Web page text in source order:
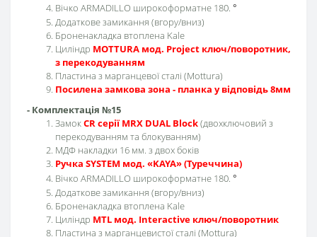
Вічко ARMADILLO широкоформатне 180. °
Додаткове замикання (вгору/вниз)
Броненакладка втоплена Kale
Циліндр MOTTURA мод. Project ключ/поворотник,
з перекодуванням
Пластина з марганцевої сталі (Mottura)
Посилена замкова зона - планка у відповідь 8мм
- Комплектація №15
ЗамокCR серії MRX DUAL Block(двохключовий з
перекодуванням та блокуванням)
МДФ накладки 16 мм. з двох боків
Ручка SYSTEM мод. «KAYA» (Туреччина)
Вічко ARMADILLO широкоформатне 180. °
Додаткове замикання (вгору/вниз)
Броненакладка втоплена Kale
Циліндр MTL мод. Interactive ключ/поворотник
Пластина з марганцевистої сталі (Mottura)